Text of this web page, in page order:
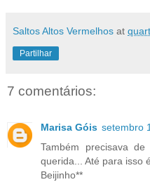
Saltos Altos Vermelhos at
Partilhar
7 comentários:
Marisa Góis setembro
Também precisava
querida... Até para isso
Beijinho**